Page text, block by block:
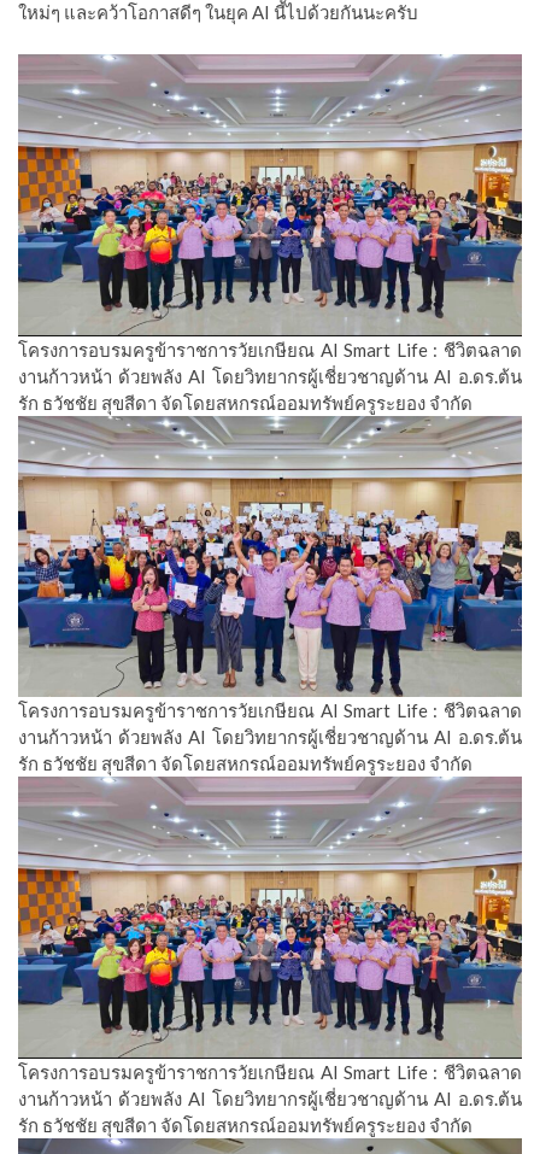
ใหม่ๆ และคว้าโอกาสดีๆ ในยุค AI นี้ไปด้วยกันนะครับ
โครงการอบรมครูข้าราชการวัยเกษียณ AI Smart Life : ชีวิตฉลาด
งานก้าวหน้า ด้วยพลัง AI โดยวิทยากรผู้เชี่ยวชาญด้าน AI อ.ดร.ต้น
รัก ธวัชชัย สุขสีดา จัดโดยสหกรณ์ออมทรัพย์ครูระยอง จำกัด
โครงการอบรมครูข้าราชการวัยเกษียณ AI Smart Life : ชีวิตฉลาด
งานก้าวหน้า ด้วยพลัง AI โดยวิทยากรผู้เชี่ยวชาญด้าน AI อ.ดร.ต้น
รัก ธวัชชัย สุขสีดา จัดโดยสหกรณ์ออมทรัพย์ครูระยอง จำกัด
โครงการอบรมครูข้าราชการวัยเกษียณ AI Smart Life : ชีวิตฉลาด
งานก้าวหน้า ด้วยพลัง AI โดยวิทยากรผู้เชี่ยวชาญด้าน AI อ.ดร.ต้น
รัก ธวัชชัย สุขสีดา จัดโดยสหกรณ์ออมทรัพย์ครูระยอง จำกัด